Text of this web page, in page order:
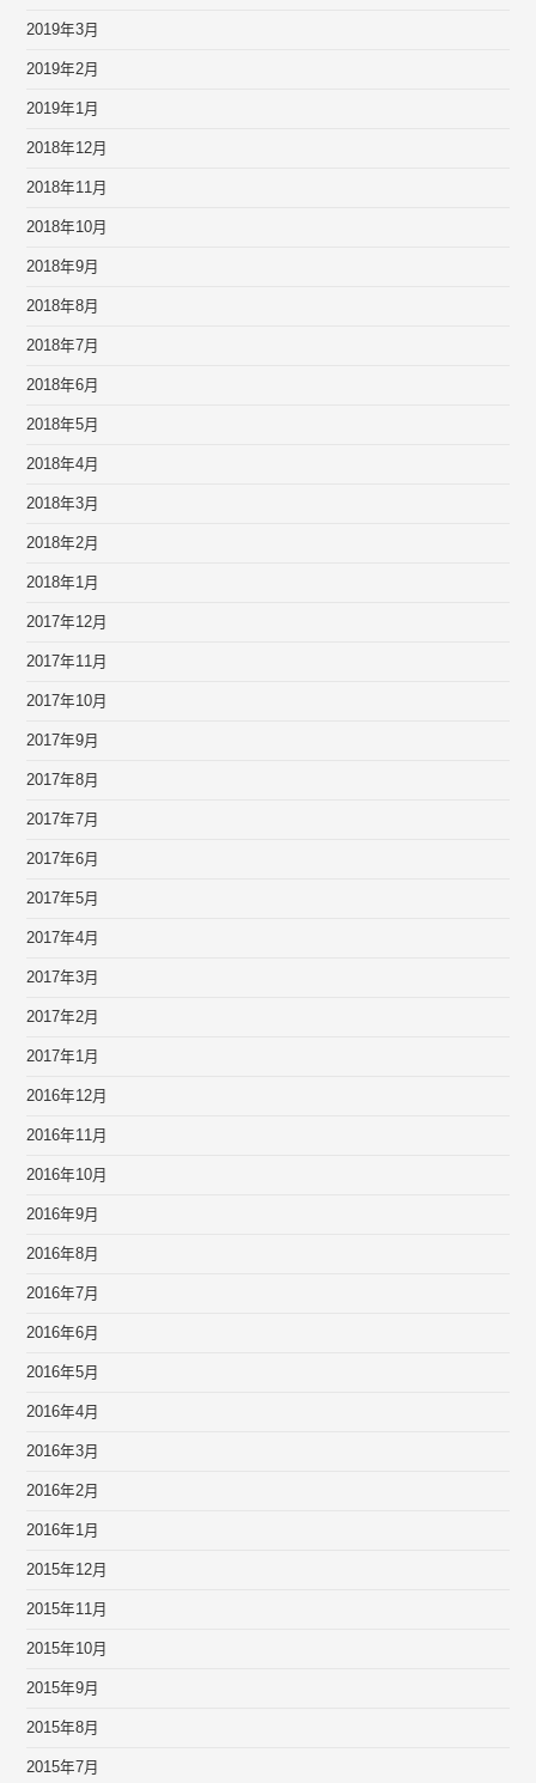
2019年3月
2019年2月
2019年1月
2018年12月
2018年11月
2018年10月
2018年9月
2018年8月
2018年7月
2018年6月
2018年5月
2018年4月
2018年3月
2018年2月
2018年1月
2017年12月
2017年11月
2017年10月
2017年9月
2017年8月
2017年7月
2017年6月
2017年5月
2017年4月
2017年3月
2017年2月
2017年1月
2016年12月
2016年11月
2016年10月
2016年9月
2016年8月
2016年7月
2016年6月
2016年5月
2016年4月
2016年3月
2016年2月
2016年1月
2015年12月
2015年11月
2015年10月
2015年9月
2015年8月
2015年7月